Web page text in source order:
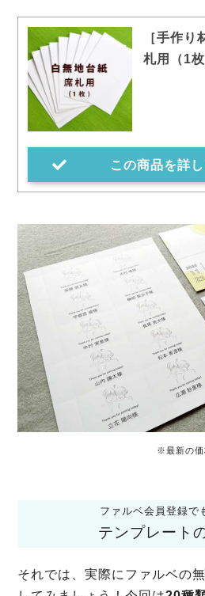
［手作
札用（1枚
この商品を詳
※最新の価
ファルベ会員登録で
テンプレート
それでは、実際にファルベの